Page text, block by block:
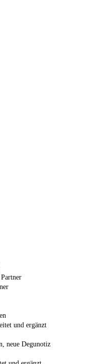
und ergänzt
neue Degunotiz